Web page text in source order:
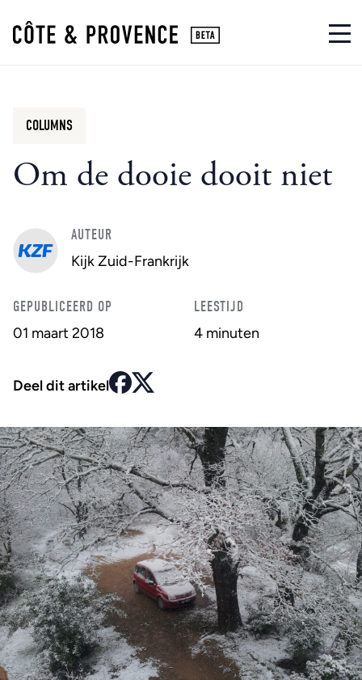
Om de dooie dooit niet
COLUMNS
AUTEUR
Kijk Zuid-Frankrijk
GEPUBLICEERD OP
01 maart 2018
LEESTIJD
4 minuten
Deel dit artikel